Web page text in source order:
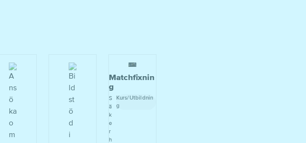
Matchfixnin
g
S
ä
k
e
r
h
Kurs/Utbildnin
g